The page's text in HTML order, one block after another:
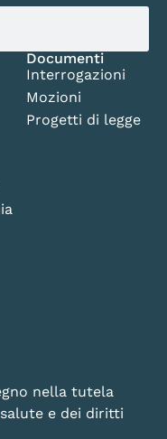
nella tutela
e dei diritti
Documenti
Interrogazioni
Mozioni
Progetti di legge